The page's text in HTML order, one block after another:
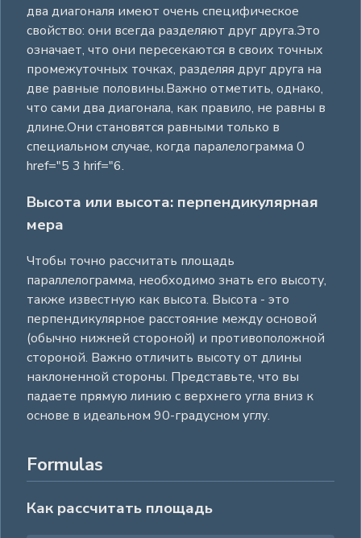
два диагоналя имеют очень специфическое
свойство: они всегда разделяют друг друга.Это
означает, что они пересекаются в своих точных
промежуточных точках, разделяя друг друга на
две равные половины.Важно отметить, однако,
что сами два диагонала, как правило, не равны в
длине.Они становятся равными только в
специальном случае, когда паралелограмма 0
href="5 3 hrif="6.
Высота или высота: перпендикулярная
мера
Чтобы точно рассчитать площадь
параллелограмма, необходимо знать его высоту,
также известную как высота. Высота - это
перпендикулярное расстояние между основой
(обычно нижней стороной) и противоположной
стороной. Важно отличить высоту от длины
наклоненной стороны. Представьте, что вы
падаете прямую линию с верхнего угла вниз к
основе в идеальном 90-градусном углу.
Formulas
Как рассчитать площадь